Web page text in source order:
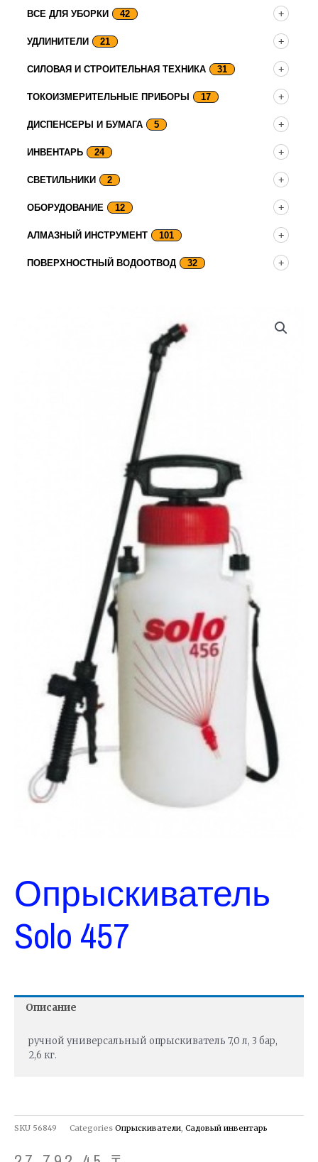
ВСЕ ДЛЯ УБОРКИ 42
УДЛИНИТЕЛИ 21
СИЛОВАЯ И СТРОИТЕЛЬНАЯ ТЕХНИКА 31
ТОКОИЗМЕРИТЕЛЬНЫЕ ПРИБОРЫ 17
ДИСПЕНСЕРЫ И БУМАГА 5
ИНВЕНТАРЬ 24
СВЕТИЛЬНИКИ 2
ОБОРУДОВАНИЕ 12
АЛМАЗНЫЙ ИНСТРУМЕНТ 101
ПОВЕРХНОСТНЫЙ ВОДООТВОД 32
Опрыскиватель
Solo 457
Описание
ручной универсальный опрыскиватель 7,0 л, 3 бар,
2,6 кг.
SKU 56849 Categories Опрыскиватели Садовый инвентарь